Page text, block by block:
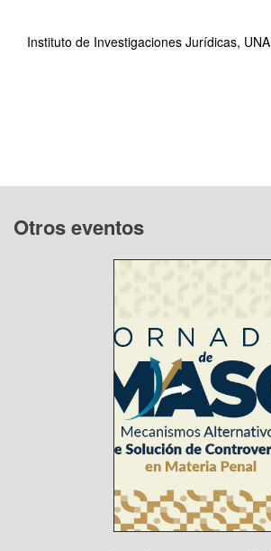
Instituto de Investigaciones Jurídicas,
Otros eventos